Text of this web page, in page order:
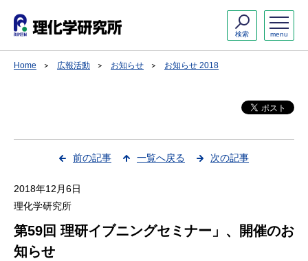
menu
検索
Home 広報活動 お知らせ お知らせ 2018
前の記事 一覧へ戻る 次の記事
2018年12月6日
理化学研究所
第59回 理研イブニングセミナー」、開催のお
知らせ